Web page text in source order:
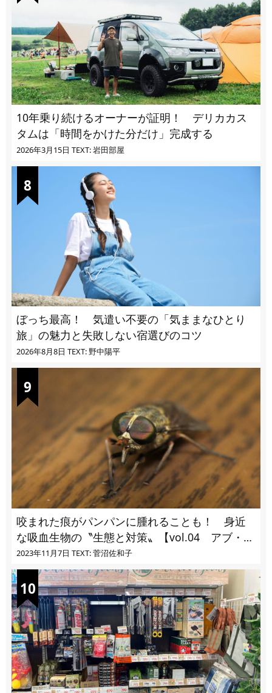
10年乗り続けるオーナーが証明！ デリカカス
タムは「時間をかけた分だけ」完成する
2026年3月15日 TEXT: 岩田部屋
ぼっち最高！ 気遣い不要の「気ままなひとり
旅」の魅力と失敗しない宿選びのコツ
2026年8月8日 TEXT: 野中陽平
咬まれた痕がパンパンに腫れることも！ 身近
な吸血生物の〝生態と対策〟【vol.04 アブ・ブ
ユ・ヌカカ】
2023年11月7日 TEXT: 菅沼佐和子